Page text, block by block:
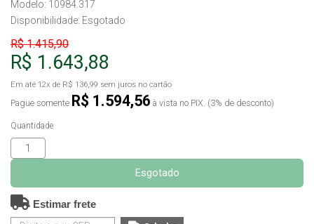
Modelo: 10984.317
Disponibilidade: Esgotado
R$ 1.415,90
R$ 1.643,88
Em até 12x de R$ 136,99 sem juros no cartão
Pague somente R$ 1.594,56 à vista no PIX. (3% de desconto)
Quantidade
Esgotado
Estimar frete